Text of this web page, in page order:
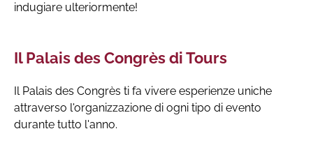
indugiare ulteriormente!
Il Palais des Congrès di Tours
Il Palais des Congrès ti fa vivere esperienze uniche
attraverso l'organizzazione di ogni tipo di evento
durante tutto l'anno.